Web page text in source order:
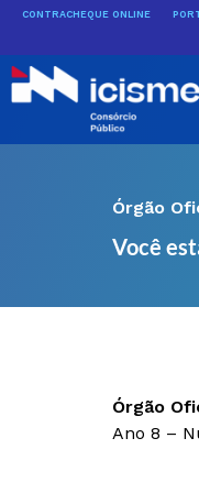
conteúdo
CONTRACHEQUE ONLINE
Órgão
Você
Órgão
Ano 8 –